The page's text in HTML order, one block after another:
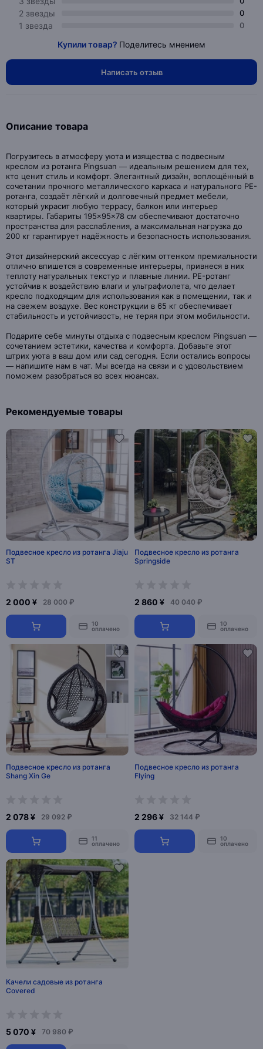
2 звезды 0
1 звезда 0
Купили товар? Поделитесь мнением
Написать отзыв
Описание товара
Погрузитесь в атмосферу уюта и изящества с подвесным
креслом из ротанга Pingsuan — идеальным решением для тех,
кто ценит стиль и комфорт. Элегантный дизайн, воплощённый в
сочетании прочного металлического каркаса и натурального PE-
ротанга, создаёт лёгкий и долговечный предмет мебели,
который украсит любую террасу, балкон или интерьер
квартиры. Габариты 195×95×78 см обеспечивают достаточно
пространства для расслабления, а максимальная нагрузка до
200 кг гарантирует надёжность и безопасность использования.
Этот дизайнерский аксессуар с лёгким оттенком премиальности
отлично впишется в современные интерьеры, привнеся в них
теплоту натуральных текстур и плавные линии. PE-ротанг
устойчив к воздействию влаги и ультрафиолета, что делает
кресло подходящим для использования как в помещении, так и
на свежем воздухе. Вес конструкции в 65 кг обеспечивает
стабильность и устойчивость, не теряя при этом мобильности.
Подарите себе минуты отдыха с подвесным креслом Pingsuan —
сочетанием эстетики, качества и комфорта. Добавьте этот
штрих уюта в ваш дом или сад сегодня. Если остались вопросы
— напишите нам в чат. Мы всегда на связи и с удовольствием
поможем разобраться во всех нюансах.
Рекомендуемые товары
Подвесное кресло из ротанга Jiaju
ST
2 000 ¥ 28 000 ₽
10
оплачено
Подвесное кресло из ротанга
Springside
2 860 ¥ 40 040 ₽
10
оплачено
Подвесное кресло из ротанга
Shang Xin Ge
2 078 ¥ 29 092 ₽
11
оплачено
Подвесное кресло из ротанга
Flying
2 296 ¥ 32 144 ₽
10
оплачено
Качели садовые из ротанга
Covered
5 070 ¥ 70 980 ₽